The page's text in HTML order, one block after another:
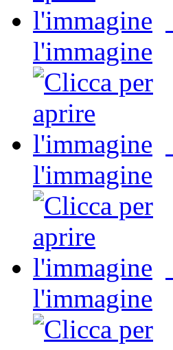
l'immagine
l'immagine
l'immagine